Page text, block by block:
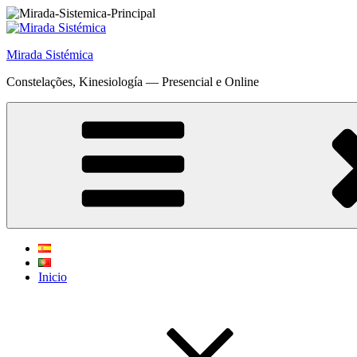
Saltar
para
conteúdo
Mirada Sistémica
Constelações, Kinesiología — Presencial e Online
Inicio